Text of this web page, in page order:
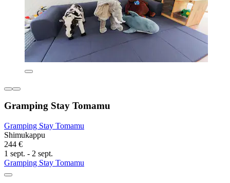
Gramping Stay Tomamu
Gramping Stay Tomamu
Shimukappu
244 €
1 sept. - 2 sept.
Gramping Stay Tomamu